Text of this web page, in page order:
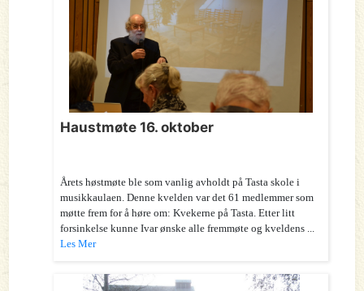
Haustmøte 16. oktober
Årets høstmøte ble som vanlig avholdt på Tasta skole i
musikkaulaen. Denne kvelden var det 61 medlemmer som
møtte frem for å høre om: Kvekerne på Tasta. Etter litt
forsinkelse kunne Ivar ønske alle fremmøte og kveldens ...
Les Mer